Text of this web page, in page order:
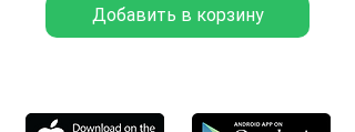
Добавить в корзину